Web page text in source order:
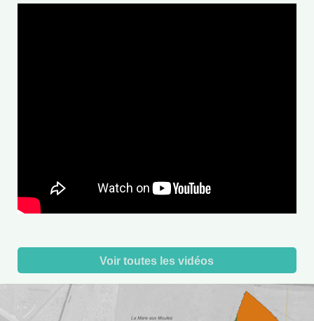
Voir toutes les vidéos